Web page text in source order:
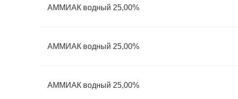
АММИАК водный 25,00%
АММИАК водный 25,00%
АММИАК водный 25,00%